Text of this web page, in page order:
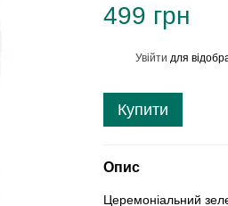
499 грн
Увійти для
Купити
Опис
Церемоніальний